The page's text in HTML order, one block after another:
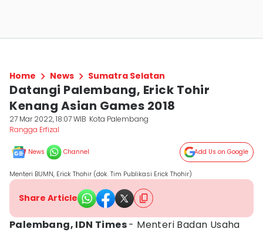
Home News Sumatra Selatan
Datangi Palembang, Erick Tohir
Kenang Asian Games 2018
27 Mar 2022, 18:07 WIB Kota Palembang
Rangga Erfizal
News Channel Add Us on Google
Menteri BUMN, Erick Thohir (dok. Tim Publikasi Erick Thohir)
Share Article
Palembang, IDN Times- Menteri Badan Usaha